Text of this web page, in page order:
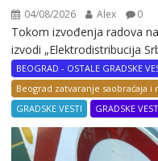
04/08/2026 Alex 0
Tokom izvođenja radova
izvodi „Elektrodistribucija
BEOGRAD - OSTALE GRADSKE
Beograd zatvaranje saobraćaja i
GRADSKE VESTI
GRADSKE